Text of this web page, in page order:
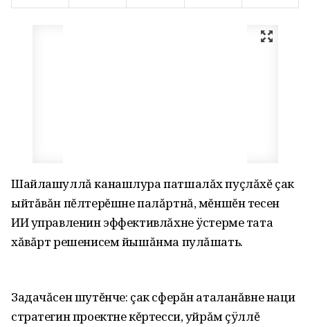
Шайлашуллă канашлура патшалăх пуçлăхĕ çак
ыйтăвăн пĕлтерĕшне палăртнă, мĕншĕн тесен
ИИ управленин эффективлăхне ÿстерме тата
хăвăрт решенисем йышăнма пулăшать.
Задачăсен шутĕнче: çак сферăн аталанăвне наци
стратегин проектне кĕртесси, уйрăм çÿллĕ